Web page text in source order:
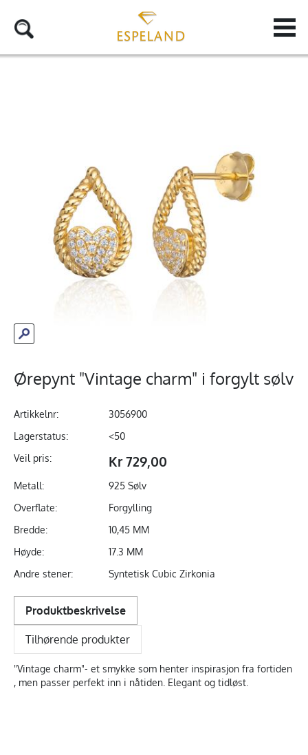
Ørepynt "Vintage charm" i forgylt sølv
Artikkelnr:
3056900
Lagerstatus:
<50
Veil pris:
Kr 729,00
Metall:
925 Sølv
Overflate:
Forgylling
Bredde:
10,45 MM
Høyde:
17.3 MM
Andre stener:
Syntetisk Cubic Zirkonia
Produktbeskrivelse
Tilhørende produkter
"Vintage charm"- et smykke som henter inspirasjon fra fortiden
, men passer perfekt inn i nåtiden. Elegant og tidløst.